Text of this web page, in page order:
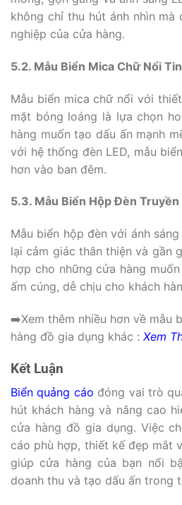
không chỉ thu hút ánh nhìn mà
nghiệp của cửa hàng.
5.2. Mẫu Biển Mica Chữ Nổi
Mẫu biển mica chữ nổi với
mặt bóng loáng là lựa chọn
hàng muốn tạo dấu ấn mạnh
với hệ thống đèn LED, mẫu
hơn vào ban đêm.
5.3. Mẫu Biển Hộp Đèn
Mẫu biển hộp đèn với ánh
lại cảm giác thân thiện và gần
hợp cho những cửa hàng
ấm cúng, dễ chịu cho khách
➡️Xem thêm nhiều hơn về mẫu
hàng đồ gia dụng khác : Xem
Kết Luận
Biển quảng cáo đóng vai trò
hút khách hàng và nâng cao
cửa hàng đồ gia dụng. Việc
cáo phù hợp, thiết kế đẹp mắt
giúp cửa hàng của bạn nổi
doanh thu và tạo dấu ấn trong